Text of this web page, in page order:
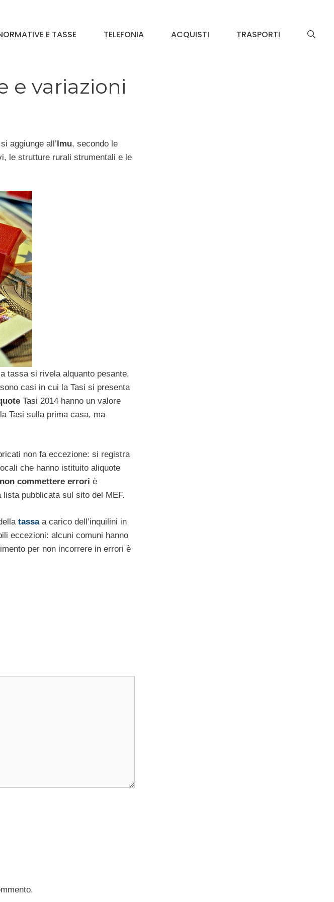
E TASSE TELEFONIA ACQUISTI TRASPORTI
e variazioni
aggiunge all’ Imu, secondo le
le strutture rurali strumentali e le
tassa si rivela alquanto pesante.
casi in cui la Tasi si presenta
Tasi 2014 hanno un valore
Tasi sulla prima casa, ma
non fa eccezione: si registra
che hanno istituito aliquote
non commettere errori è
pubblicata sul sito del MEF.
tassaa carico dell’inquilini in
eccezioni: alcuni comuni hanno
per non incorrere in errori è